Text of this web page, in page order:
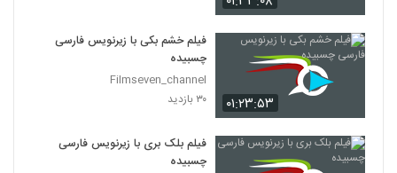
۰۱:۲۳:۵۳
فیلم خشم بکی با زیرنویس فارسی
چسبیده
Filmseven_channel
۳۰ بازدید
فیلم بلک بری با زیرنویس فارسی
چسبیده